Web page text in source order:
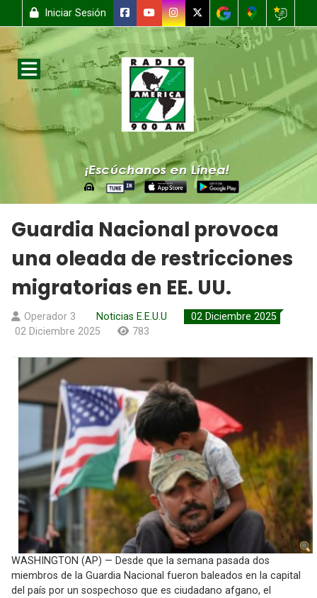
Iniciar Sesión
Guardia Nacional provoca
una oleada de restricciones
migratorias en EE. UU.
Operador 3 Noticias E.E.U.U
02 Diciembre 2025
02 Diciembre 2025
783
WASHINGTON (AP) — Desde que la semana pasada dos
miembros de la Guardia Nacional fueron baleados en la capital
del país por un sospechoso que es ciudadano afgano, el